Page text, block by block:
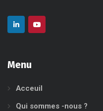
Menu
Acceuil
Qui sommes -nous ?